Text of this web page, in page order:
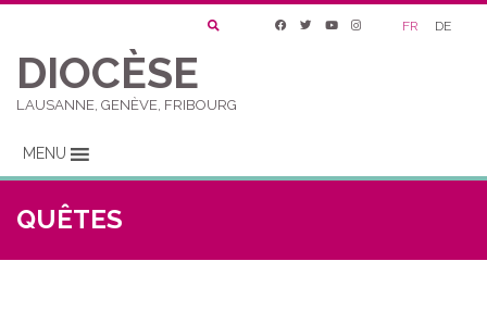
FR DE
DIOCÈSE
LAUSANNE, GENÈVE, FRIBOURG
MENU
QUÊTES